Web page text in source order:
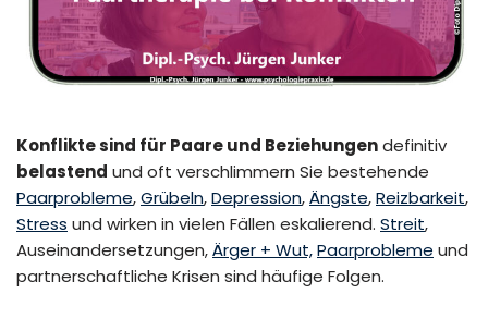
Konflikte sind für Paare und Beziehungendefinitiv
belastend und oft verschlimmern Sie bestehende
Paarprobleme,Grübeln,Depression,Ängste,Reizbarkeit,
Stress und wirken in vielen Fällen eskalierend. Streit,
Auseinandersetzungen,Ärger + Wut,Paarprobleme und
partnerschaftliche Krisen sind häufige Folgen.